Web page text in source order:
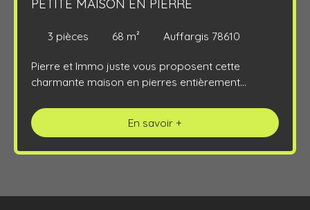
3 pièces 68 m² Auffargis 78610
Pierre et Immo juste vous proposent cette
charmante maison en pierres entièrement
un séjour avec cuisine ouverte équipée, une salle
de bain avec baignoire d'angle et WC; et à l'étage
découvrirez une vraie vie de village avec les
En savoir +